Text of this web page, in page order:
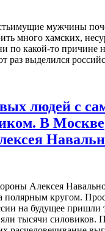
мужчины
много хамских,
по какой-то причине
раз выделился
людей с
В Москве
Алексея
кругом.
на будущее пришли
тысячи силовиков.